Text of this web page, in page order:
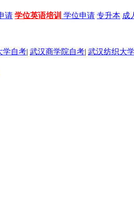
请 学位英语培训 学位申请 专升本 成
学自考| 武汉商学院自考| 武汉纺织大